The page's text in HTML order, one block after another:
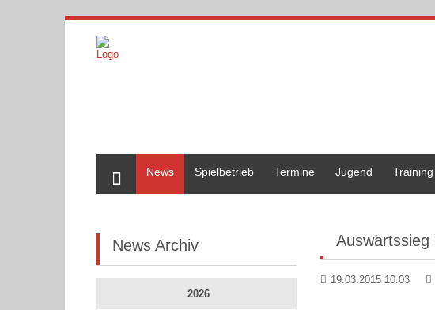
News
Spielbetrieb Termine Jugend Training
19.03.2015 10:03
News Archiv
2026